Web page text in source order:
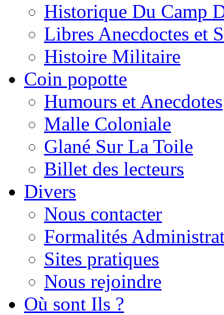
Historique Du Camp
Libres Anecdoctes et
Histoire Militaire
Coin popotte
Humours et Anecdotes
Malle Coloniale
Glané Sur La Toile
Billet des lecteurs
Divers
Nous contacter
Formalités
Sites pratiques
Nous rejoindre
Où sont Ils ?